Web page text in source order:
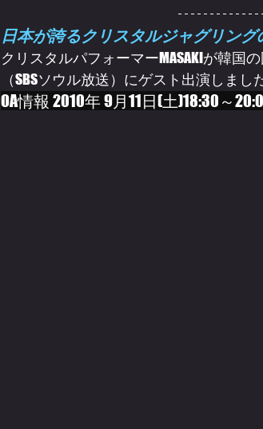
日本が誇るクリスタルジャグリング
クリスタルパフォーマーMASAKIが韓国
（SBSソウル放送）にゲスト出演しまし
OA情報 2010年 9月11日(土)18:30～